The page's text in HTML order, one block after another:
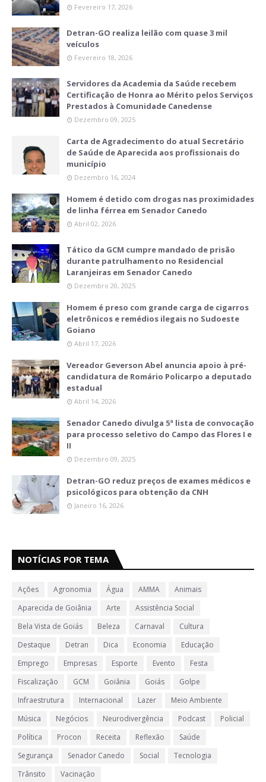
Fevereiro 17, 2026
Detran-GO realiza leilão com quase 3 mil
veículos
Fevereiro 18, 2026
Servidores da Academia da Saúde recebem
Certificação de Honra ao Mérito pelos Serviços
Prestados à Comunidade Canedense
Dezembro 09, 2025
Carta de Agradecimento do atual Secretário
de Saúde de Aparecida aos profissionais do
município
Dezembro 16, 2024
Homem é detido com drogas nas proximidades
de linha férrea em Senador Canedo
Abril 02, 2026
Tático da GCM cumpre mandado de prisão
durante patrulhamento no Residencial
Laranjeiras em Senador Canedo
Dezembro 20, 2025
Homem é preso com grande carga de cigarros
eletrônicos e remédios ilegais no Sudoeste
Goiano
Abril 17, 2026
Vereador Geverson Abel anuncia apoio à pré-
candidatura de Romário Policarpo a deputado
estadual
Abril 14, 2026
Senador Canedo divulga 5ª lista de convocação
para processo seletivo do Campo das Flores I e
II
Dezembro 09, 2025
Detran-GO reduz preços de exames médicos e
psicológicos para obtenção da CNH
Janeiro 16, 2026
NOTÍCIAS POR TEMA
Ações Agronomia Água AMMA
Animais
Aparecida de Goiânia
Arte
Assistência Social
Bela Vista de Goiás
Beleza Carnaval
Cultura
Destaque
Detran Dica Economia
Educação
Emprego
Empresas Esporte Evento
Festa
Fiscalização
GCM Goiânia Goiás
Golpe
Infraestrutura
Internacional Lazer
Meio Ambiente
Música
Negócios Neurodivergência Podcast
Policial
Política
Procon Receita Reflexão
Saúde
Segurança
Senador Canedo Social
Tecnologia
Trânsito
Vacinação